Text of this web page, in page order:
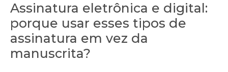
Assinatura eletrônica e digital:
porque usar esses tipos de
assinatura em vez da
manuscrita?